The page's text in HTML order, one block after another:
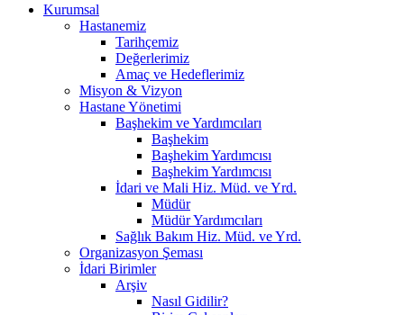
Kurumsal
Hastanemiz
Tarihçemiz
Değerlerimiz
Amaç ve Hedeflerimiz
Misyon & Vizyon
Hastane Yönetimi
Başhekim ve Yardımcıları
Başhekim
Başhekim Yardımcısı
Başhekim Yardımcısı
İdari ve Mali Hiz. Müd. ve Yrd.
Müdür
Müdür Yardımcıları
Sağlık Bakım Hiz. Müd. ve Yrd.
Organizasyon Şeması
İdari Birimler
Arşiv
Nasıl Gidilir?